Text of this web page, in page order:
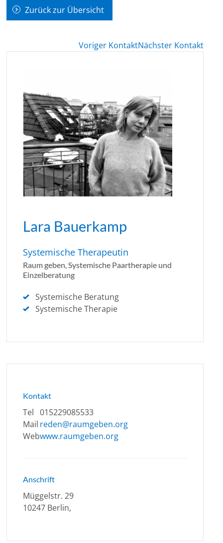
Zurück zur Übersicht
Voriger KontaktNächster Kontakt
Lara Bauerkamp
Systemische Therapeutin
Raum geben, Systemische Paartherapie und
Einzelberatung
Systemische Beratung
Systemische Therapie
Kontakt
Tel 015229085533
Mail reden@raumgeben.org
Webwww.raumgeben.org
Anschrift
Müggelstr. 29
10247 Berlin,